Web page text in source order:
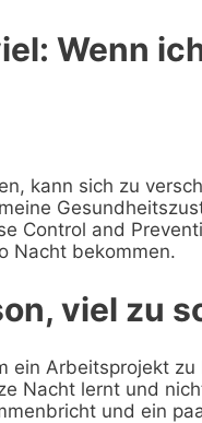
Wenn
kann sich zu
Control and
Nacht bekommen.
viel zu
ein Arbeitsprojekt
Nacht lernt und
und ein